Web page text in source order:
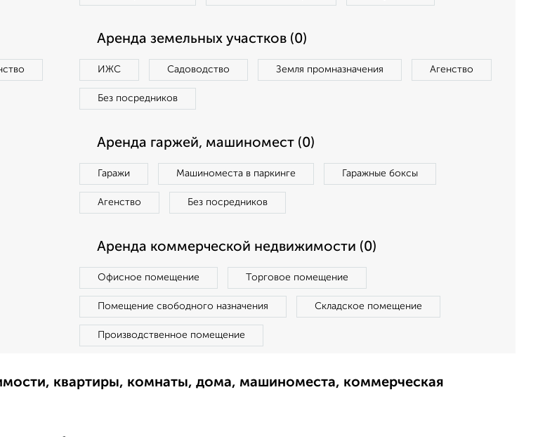
Аренда земельных участков (0)
ИЖС Садоводство Земля промназначения Агенство
Без посредников
Аренда гаржей, машиномест (0)
Гаражи Машиноместа в паркинге Гаражные боксы
Агенство Без посредников
Аренда коммерческой недвижимости (0)
Офисное помещение Торговое помещение
Помещение свободного назначения Складское помещение
Производственное помещение
квартиры, комнаты, дома, машиноместа, коммерческая